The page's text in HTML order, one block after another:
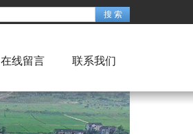
在线留言 联系我们